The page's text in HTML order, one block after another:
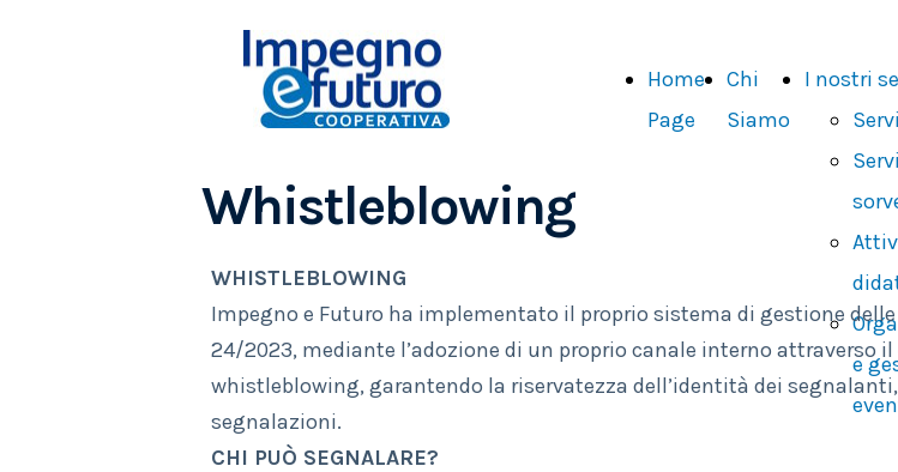
Home
Page
Chi
Siamo
I nostri
e
Whistleblowing
WHISTLEBLOWING
Impegno e Futuro ha implementato il proprio sistema di gestione
24/2023, mediante l’adozione di un proprio canale interno attraverso
whistleblowing, garantendo la riservatezza dell’identità dei
segnalazioni.
CHI PUÒ SEGNALARE?